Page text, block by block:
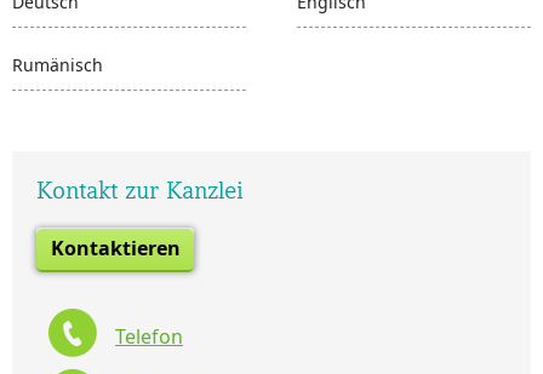
Rumänisch
Kontakt zur Kanzlei
Kontaktieren
Telefon